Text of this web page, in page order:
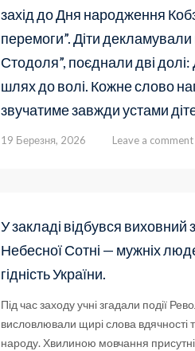
захід до Дня народження
перемоги”. Діти
Стодоля”, поєднали дві
шлях до волі. Кожне слово
звучатиме завжди устами
19 Березня, 2026 Leave a comment
У закладі відбувся
Небесної Сотні — мужніх
гідність України.
Під час заходу учні згадали події
висловлювали щирі слова вдячності
народу. Хвилиною мовчання